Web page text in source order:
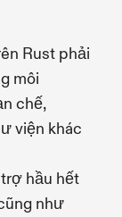
Rust phải
môi
chế,
viện khác
hầu hết
như